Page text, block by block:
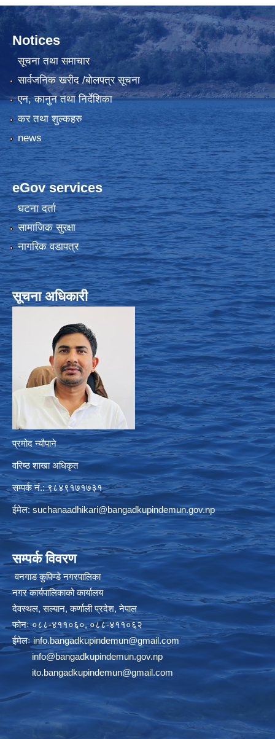
Notices
सूचना तथा समाचार
सार्वजनिक खरीद /बोलपत्र सूचना
एन, कानुन तथा निर्देशिका
कर तथा शुल्कहरु
news
eGov services
घटना दर्ता
सामाजिक सुरक्षा
नागरिक वडापत्र
सूचना अधिकारी
प्रमोद न्यौपाने
वरिष्ठ शाखा अधिकृत
सम्पर्क नं.: ९८४९१७१७३१
ईमेल: suchanaadhikari@bangadkupindemun.gov.np
सम्पर्क विवरण
वनगाड कुपिण्डे नगरपालिका
नगर कार्यपालिकाको कार्यालय
देवस्थल, सल्यान, कर्णाली प्रदेश, नेपाल
फोनः ०८८-४११०६०, ०८८-४११०६२
ईमेलःinfo.bangadkupindemun@gmail.com
info@bangadkupindemun.gov.np
ito.bangadkupindemun@gmail.com